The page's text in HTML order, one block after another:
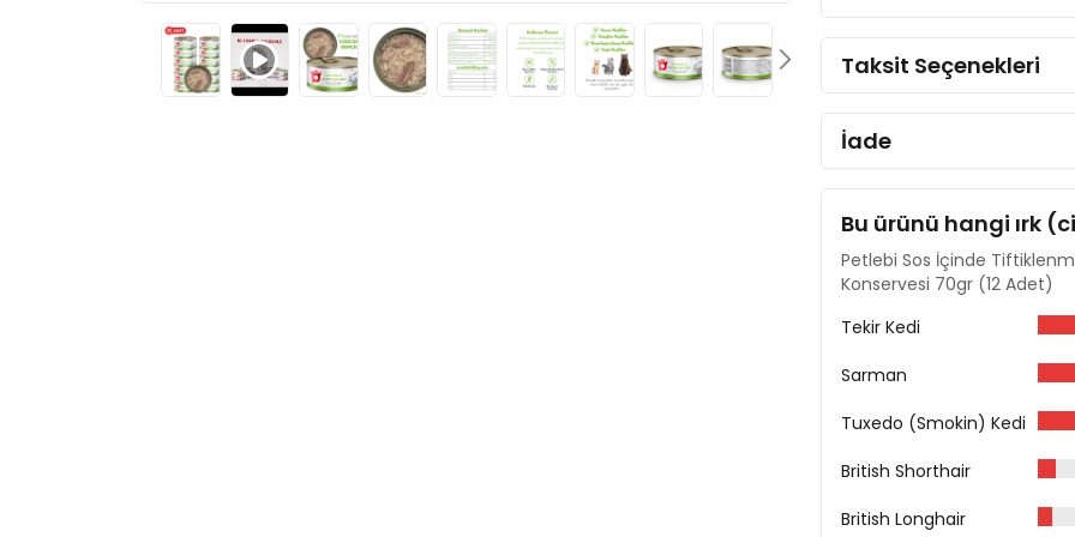
aratmayan lezzetiyle iştah
Doğal Vitamin ve Mineral
görme yetisinin
güçlenmesine gibi birçok
Tahılsızdır. Koruyucu,
Tüm yaş evrelerindeki
Ton Balığı (min %3)
Tavuk Suyu %50
Taksit Seçenekleri
İade
Bu ürünü hangi ırk
Petlebi Sos İçinde
Konservesi 70gr (12 Adet)
Tekir Kedi
Sarman
Tuxedo (Smokin) Kedi
British Shorthair
British Longhair